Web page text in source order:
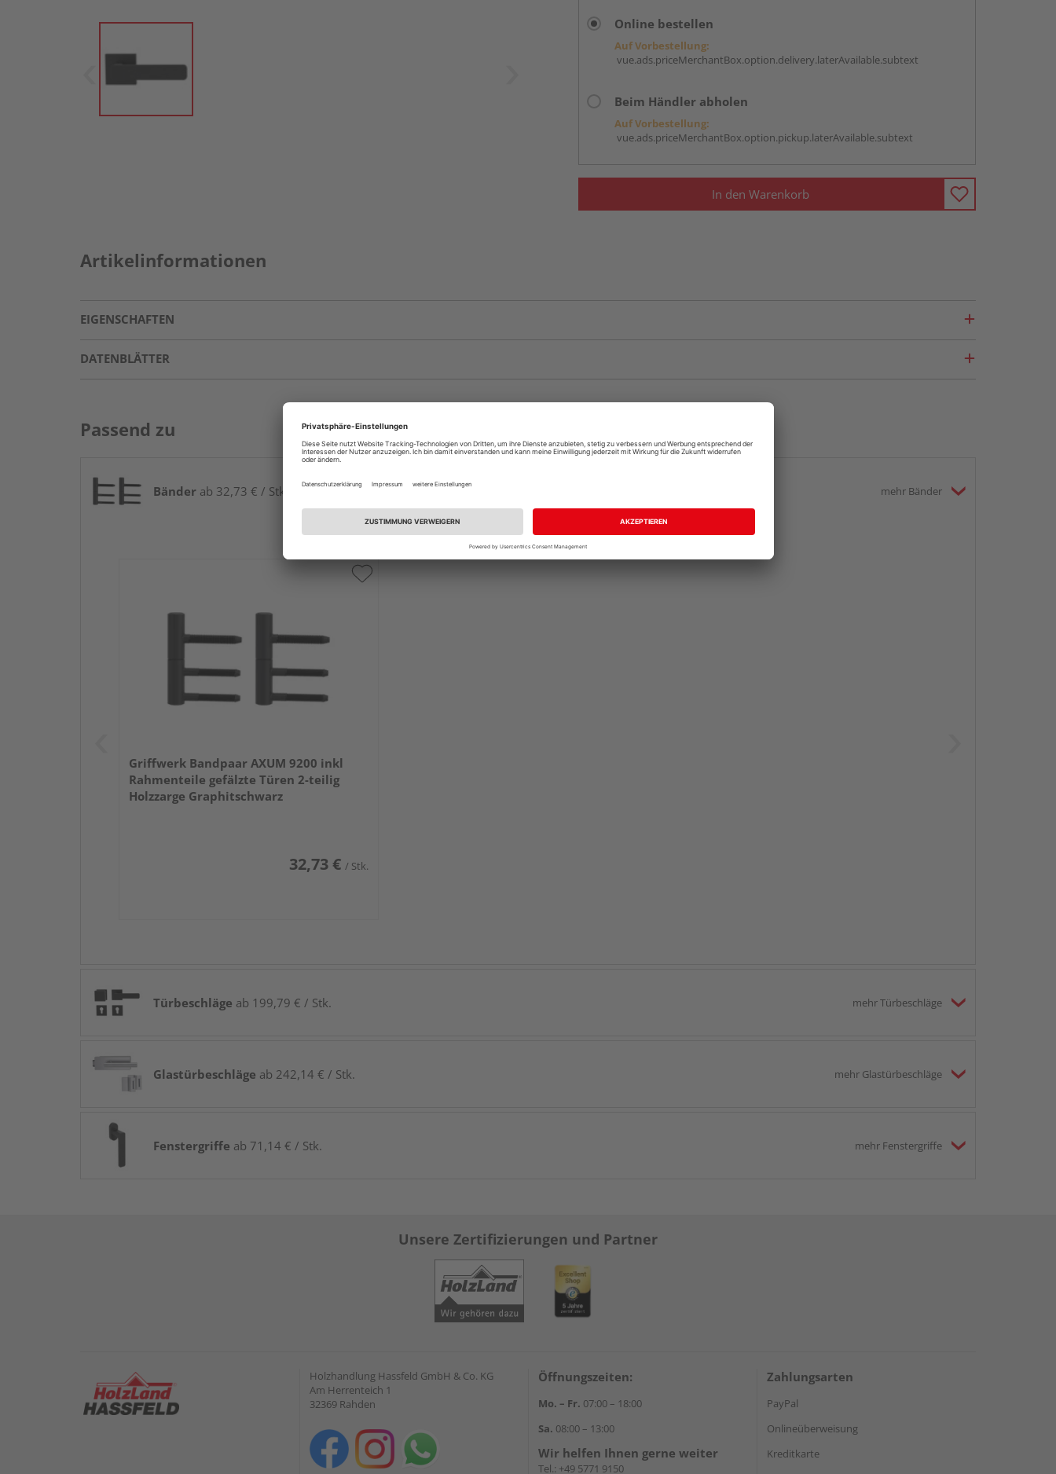
Online bestellen
Auf Vorbestellung:
vue.ads.priceMerchantBox.option.delivery.laterAvailable.subtext
Beim Händler abholen
Auf Vorbestellung:
vue.ads.priceMerchantBox.option.pickup.laterAvailable.subtext
In den Warenkorb
Artikelinformationen
EIGENSCHAFTEN
DATENBLÄTTER
Passend zu
Bänder ab 32,73 € / Stk. mehr Bänder
Griffwerk Bandpaar AXUM 9200 inkl
Rahmenteile gefälzte Türen 2-teilig
Holzzarge Graphitschwarz
32,73 € / Stk.
Türbeschläge ab 199,79 € / Stk. mehr Türbeschläge
Glastürbeschläge ab 242,14 € / Stk. mehr Glastürbeschläge
Fenstergriffe ab 71,14 € / Stk. mehr Fenstergriffe
Unsere Zertifizierungen und Partner
Holzhandlung Hassfeld GmbH & Co. KG
Am Herrenteich 1
32369 Rahden
Öffnungszeiten:
Mo. – Fr. 07:00 – 18:00
Sa. 08:00 – 13:00
Wir helfen Ihnen gerne weiter
Tel.: +49 5771 9150
Zahlungsarten
PayPal
Onlineüberweisung
Kreditkarte